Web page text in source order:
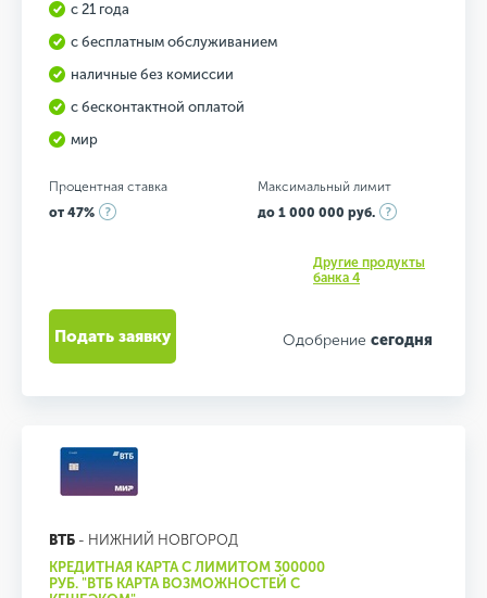
с 21 года
с бесплатным обслуживанием
наличные без комиссии
с бесконтактной оплатой
мир
Процентная ставка
от 47%
Максимальный лимит
до 1 000 000 руб.
Другие продукты
банка 4
Одобрение сегодня
Подать заявку
ВТБ - НИЖНИЙ НОВГОРОД
КРЕДИТНАЯ КАРТА С ЛИМИТОМ 300000
РУБ. "ВТБ КАРТА ВОЗМОЖНОСТЕЙ С